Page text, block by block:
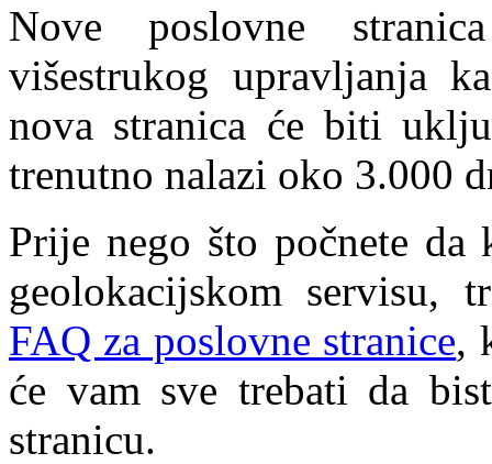
Nove poslovne
višestrukog upravljanja
nova stranica će biti
trenutno nalazi oko 3.000
Prije nego što počnete da
geolokacijskom servisu,
FAQ za poslovne stranice,
će vam sve trebati da
stranicu.